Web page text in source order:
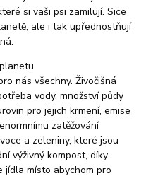
si vaši psi zamilují. Sice
ale i tak upřednostňují
nás všechny. Živočišná
vody, množství půdy
pro jejich krmení, emise
zatěžování
a zeleniny, které jsou
výživný kompost, díky
jídla místo abychom pro